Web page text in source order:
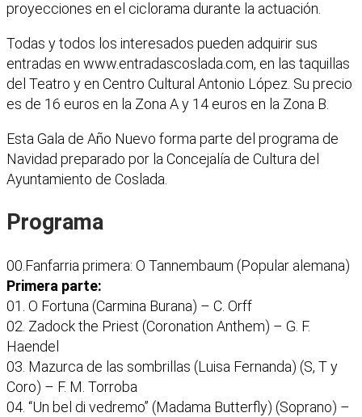
proyecciones en el ciclorama durante la actuación.
Todas y todos los interesados pueden adquirir sus
entradas en www.entradascoslada.com, en las taquillas
del Teatro y en Centro Cultural Antonio López. Su precio
es de 16 euros en la Zona A y 14 euros en la Zona B.
Esta Gala de Año Nuevo forma parte del programa de
Navidad preparado por la Concejalía de Cultura del
Ayuntamiento de Coslada.
Programa
00.Fanfarria primera: O Tannembaum (Popular alemana)
Primera parte:
01. O Fortuna (Carmina Burana) – C. Orff
02. Zadock the Priest (Coronation Anthem) – G. F.
Haendel
03. Mazurca de las sombrillas (Luisa Fernanda) (S, T y
Coro) – F. M. Torroba
04. “Un bel di vedremo” (Madama Butterfly) (Soprano) –